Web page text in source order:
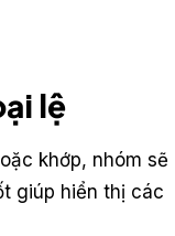
lệ
khớp, nhóm sẽ
giúp hiển thị các